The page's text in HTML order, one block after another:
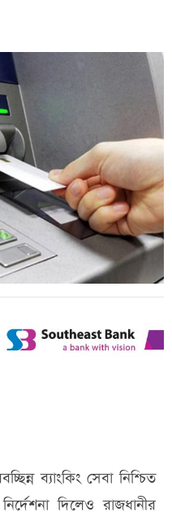
ব্যাংকিং সেবা নিশ্চিত
দিলেও রাজধানীর